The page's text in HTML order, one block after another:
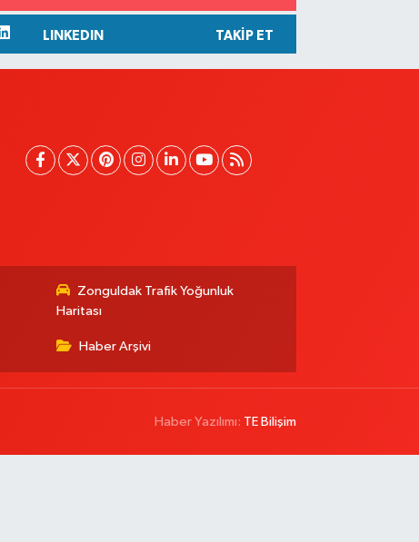
LINKEDIN TAKIP ET
Zonguldak Trafik Yoğunluk
Haritası
Haber Arşivi
Haber Yazılımı: TE Bilişim